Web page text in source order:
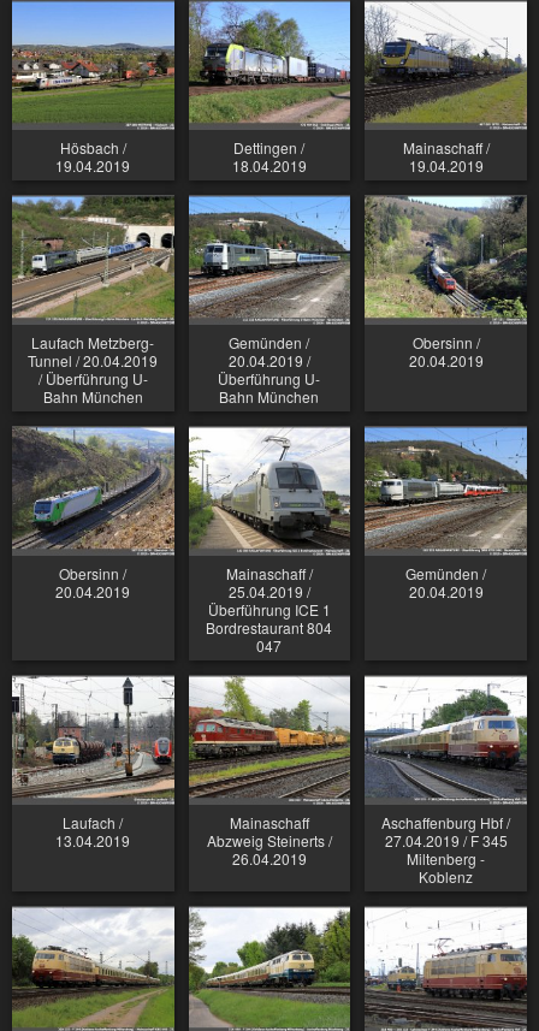
Hösbach /
19.04.2019
Dettingen /
18.04.2019
Mainaschaff /
19.04.2019
Laufach Metzberg-
Tunnel / 20.04.2019
/ Überführung U-
Bahn München
Gemünden /
20.04.2019 /
Überführung U-
Bahn München
Obersinn /
20.04.2019
Obersinn /
20.04.2019
Mainaschaff /
25.04.2019 /
Überführung ICE 1
Bordrestaurant 804
047
Gemünden /
20.04.2019
Laufach /
13.04.2019
Mainaschaff
Abzweig Steinerts /
26.04.2019
Aschaffenburg Hbf /
27.04.2019 / F 345
Miltenberg -
Koblenz